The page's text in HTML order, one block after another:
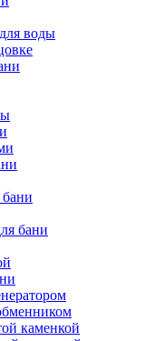
воды
бани
каменкой